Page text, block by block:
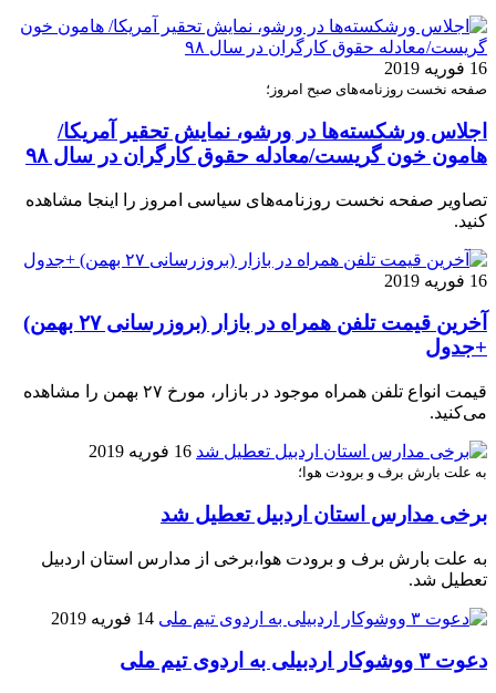
16 فوریه 2019
صفحه نخست روزنامه‌های صبح امروز؛
اجلاس ورشکسته‌ها در ورشو، نمایش تحقیر آمریکا/
هامون خون گریست/معادله حقوق کارگران در سال ۹۸
تصاویر صفحه نخست روزنامه‌های سیاسی امروز را اینجا مشاهده
کنید.
16 فوریه 2019
آخرین قیمت تلفن همراه در بازار (بروزرسانی ۲۷ بهمن)
+جدول
قیمت انواع تلفن همراه موجود در بازار، مورخ ۲۷ بهمن را مشاهده
می‌کنید.
16 فوریه 2019
به علت بارش برف و برودت هوا؛
برخی مدارس استان اردبیل تعطیل شد
به علت بارش برف و برودت هوا،برخی از مدارس استان اردبیل
تعطیل شد.
14 فوریه 2019
دعوت ۳ ووشوکار اردبیلی به اردوی تیم ملی